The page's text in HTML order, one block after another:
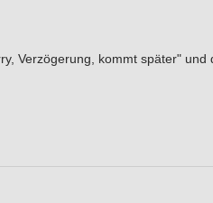
Verzögerung, kommt später" und